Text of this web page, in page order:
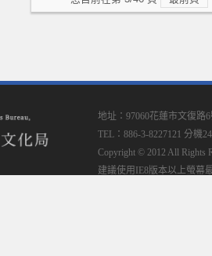
地址：97060花蓮市文復路
TEL：886-3-8227121 分機
Copyright © 2012 All Rights
建議使用IE8版本以上螢幕